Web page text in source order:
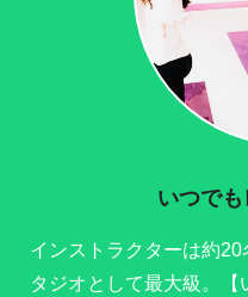
いつで
インストラクターは約
タジオとして最大級。